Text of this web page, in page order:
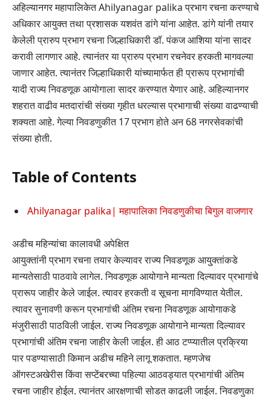
अहिल्यानगर महापालिकेत Ahilyanagar palika प्रभाग रचना करण्याचे
अधिकार आयुक्त तथा प्रशासक यशवंत डांगे यांना आहेत. डांगे यांनी तयार
केलेली प्रारुप प्रभाग रचना जिल्हाधिकारी डॉ. पंकज आशिया यांना सादर
करावी लागणार आहे. त्यानंतर या प्रारुप प्रभाग रचनेवर हरकती मागवल्या
जाणार आहेत. त्यानंतर जिल्हाधिकारी यांच्यामार्फत ही प्रारूप प्रभागांची
यादी राज्य निवडणूक आयोगाला सादर करण्यात येणार आहे. अहिल्यानगर
शहरात वाढीव मतदारांची संख्या गृहीत धरल्यास प्रभागाची संख्या वाढण्याची
शक्यता आहे. गेल्या निवडणुकीत 17 प्रभाग होते अन 68 नगरसेवकांची
संख्या होती.
Table of Contents
Ahilyanagar palika| महापालिका निवडणुकीचा बिगुल वाजणार
अडीच महिन्यांचा कालावधी अपेक्षित
आयुक्तांनी प्रभाग रचना तयार केल्यावर राज्य निवडणूक आयु्‌‍क्तांकडे
मान्यतेसाठी पाठवावे लागेल. निवडणूक आयोगाने मान्यता दिल्यावर प्रभागांचे
प्रारूप जाहीर केले जाईल. त्यावर हरकती व सूचना मागविण्यात येतील.
त्यावर सुनावणी करून प्रभागांची अंतिम रचना निवडणूक आयोगाकडे
मंजुरीसाठी पाठविली जाईल. राज्य निवडणूक आयोगाने मान्यता दिल्यावर
प्रभागांची अंतिम रचना जाहीर केली जाईल. ही आठ टप्प्यातील प्रक्रिया
पार पडण्यासाठी किमान अडीच महिने लागू शकतात. म्हणजेच
ऑगस्टअखेरीस किंवा सप्टेंबरच्या पहिल्या आठवड्यात प्रभागांची अंतिम
रचना जाहीर होईल. त्यानंतर आरक्षणाची सोडत काढली जाईल. निवडणुका